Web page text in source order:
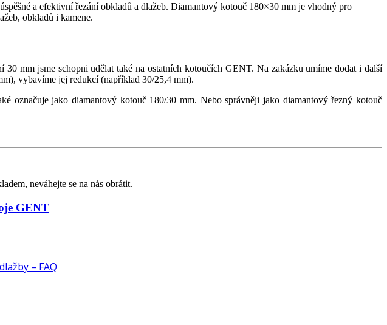
– FAQ
a efektivní řezání obkladů a dlažeb. Diamantový kotouč 180×30 mm je vhodný pro
obkladů i kamene.
mm jsme schopni udělat také na ostatních kotoučích GENT. Na zakázku umíme dodat i další
vybavíme jej redukcí (například 30/25,4 mm).
označuje jako diamantový kotouč 180/30 mm. Nebo správněji jako diamantový řezný kotouč
neváhejte se na nás obrátit.
GENT